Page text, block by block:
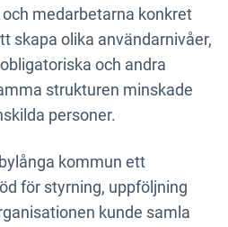
medarbetarna konkret
skapa olika användarnivåer,
och andra
strukturen minskade
personer.
kommun ett
för styrning, uppföljning
kunde samla